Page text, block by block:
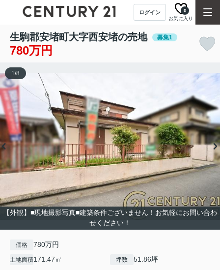
ログイン
お気に入り
0
生駒郡安堵町大字西安堵の売地 募集1
780万円
【外観】■現地撮影写真■建築条件ございません！お気軽にお問い合わ
せください！
1/8
価格 780万円
土地面積171.47㎡ 坪数 51.86坪